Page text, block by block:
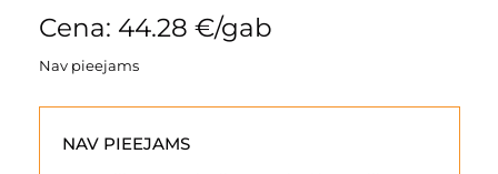
Cena: 44.28 €/gab
Nav pieejams
NAV PIEEJAMS